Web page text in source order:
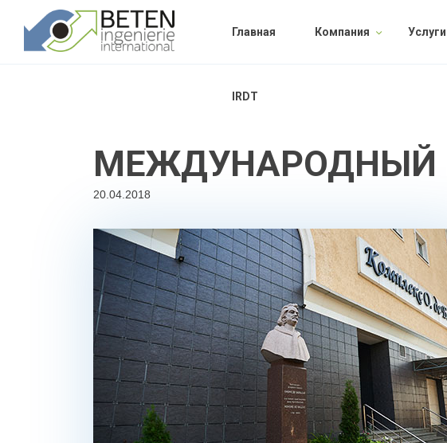
Главная Компания
IRDT
МЕЖДУНАРОДНЫЙ
20.04.2018